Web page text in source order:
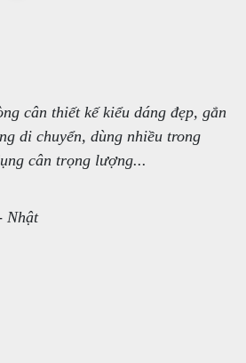
cân thiết kế kiểu dáng đẹp, gắn
di chuyển, dùng nhiều trong
cân trọng lượng...
Nhật